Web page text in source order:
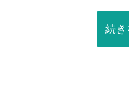
続き